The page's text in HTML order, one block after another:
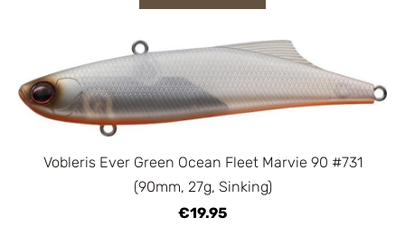
Vobleris Ever Green Ocean Fleet Marvie 90 #731
(90mm, 27g, Sinking)
€19.95